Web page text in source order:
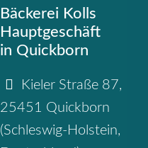
Bäckerei Kolls
Hauptgeschäft
in Quickborn
Kieler Straße 87,
25451 Quickborn
(Schleswig-Holstein,